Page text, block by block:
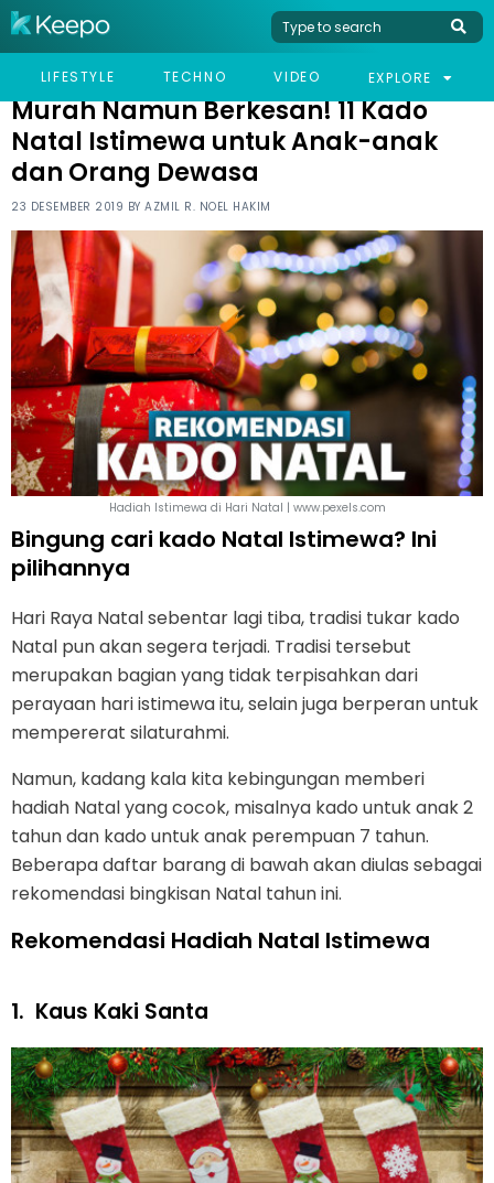
LIFESTYLE TECHNO VIDEO EXPLORE
HOME LIFESTYLE
MURAH NAMUN BERKESAN! 11 KADO NATAL ISTIMEWA UNTUK
Murah Namun Berkesan! 11 Kado
Natal Istimewa untuk Anak-anak
dan Orang Dewasa
23 DESEMBER 2019 BY AZMIL R. NOEL HAKIM
Hadiah Istimewa di Hari Natal | www.pexels.com
Bingung cari kado Natal Istimewa? Ini
pilihannya
Hari Raya Natal sebentar lagi tiba, tradisi tukar kado
Natal pun akan segera terjadi. Tradisi tersebut
merupakan bagian yang tidak terpisahkan dari
perayaan hari istimewa itu, selain juga berperan untuk
mempererat silaturahmi.
Namun, kadang kala kita kebingungan memberi
hadiah Natal yang cocok, misalnya kado untuk anak 2
tahun dan kado untuk anak perempuan 7 tahun.
Beberapa daftar barang di bawah akan diulas sebagai
rekomendasi bingkisan Natal tahun ini.
Rekomendasi Hadiah Natal Istimewa
1. Kaus Kaki Santa